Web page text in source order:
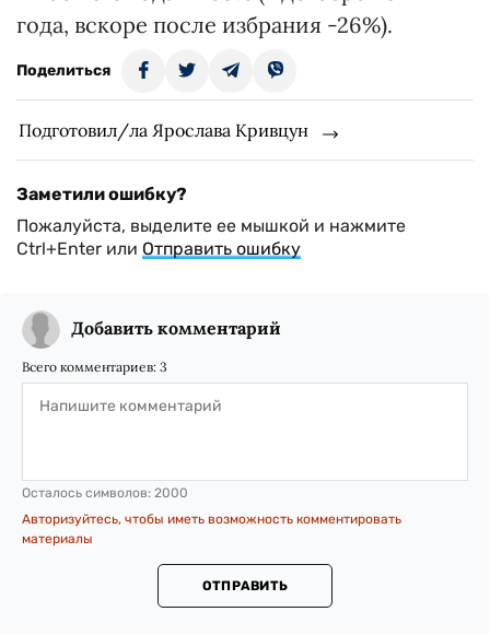
года, вскоре после избрания -26%).
Поделиться
Подготовил/ла Ярослава Кривцун
Заметили ошибку?
Пожалуйста, выделите ее мышкой и нажмите
Ctrl+Enter или Отправить ошибку
Добавить комментарий
Всего комментариев: 3
Осталось символов: 2000
Авторизуйтесь, чтобы иметь возможность комментировать
материалы
ОТПРАВИТЬ